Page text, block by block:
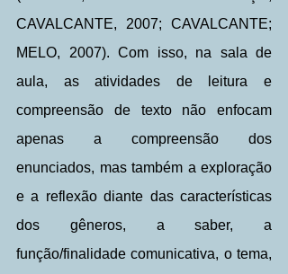
CAVALCANTE, 2007; CAVALCANTE;
MELO, 2007). Com isso, na sala de
aula, as atividades de leitura e
compreensão de texto não enfocam
apenas a compreensão dos
enunciados, mas também a exploração
e a reflexão diante das características
dos gêneros, a saber, a
função/finalidade comunicativa, o tema,